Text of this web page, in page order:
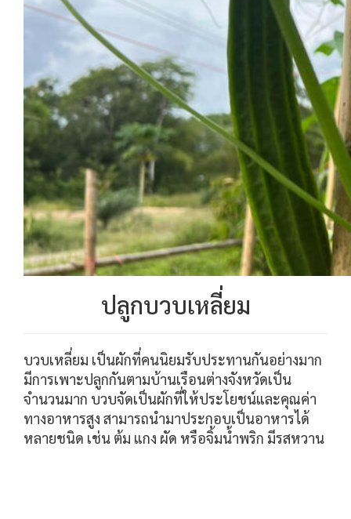
ปลูกบวบเหลี่ยม
บวบเหลี่ยม เป็นผักที่คนนิยมรับประทานกันอย่างมาก
มีการเพาะปลูกกันตามบ้านเรือนต่างจังหวัดเป็น
จำนวนมาก บวบจัดเป็นผักที่ให้ประโยชน์และคุณค่า
ทางอาหารสูง สามารถนำมาประกอบเป็นอาหารได้
หลายชนิด เช่น ต้ม แกง ผัด หรือจิ้มน้ำพริก มีรสหวาน